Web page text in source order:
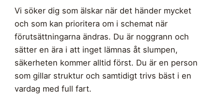
Vi söker dig som älskar när det händer mycket
och som kan prioritera om i schemat när
förutsättningarna ändras. Du är noggrann och
sätter en ära i att inget lämnas åt slumpen,
säkerheten kommer alltid först. Du är en person
som gillar struktur och samtidigt trivs bäst i en
vardag med full fart.